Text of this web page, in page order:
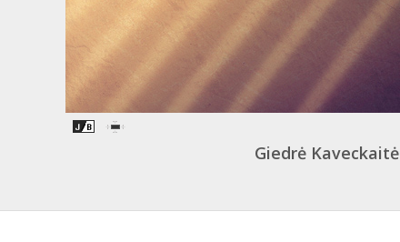
Giedrė Kaveckaitė